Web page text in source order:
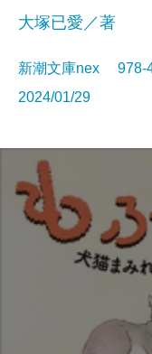
大塚已愛／著
新潮文庫nex
2024/01/29